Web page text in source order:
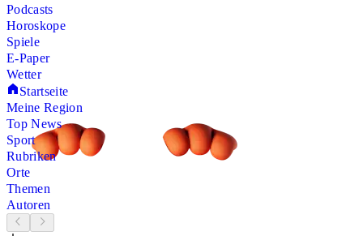
Podcasts
Horoskope
Spiele
E-Paper
Wetter
Startseite
Meine Region
Top News
Sport
Rubriken
Orte
Themen
Autoren